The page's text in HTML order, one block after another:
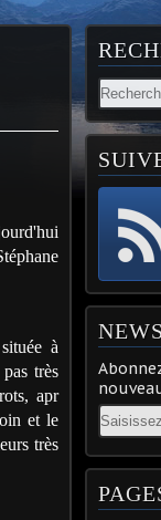
à
très
apr
et le
très
Email